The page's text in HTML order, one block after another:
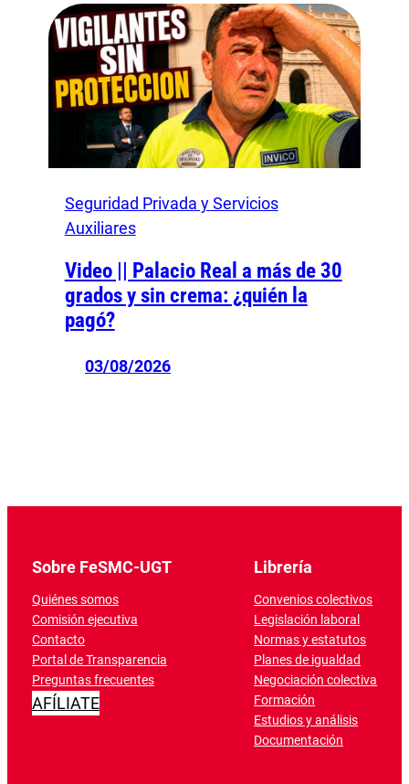
Seguridad Privada y Servicios
Auxiliares
Video || Palacio Real a más de 30
grados y sin crema: ¿quién la
pagó?
03/08/2026
Sobre FeSMC-UGT
Quiénes somos
Comisión ejecutiva
Contacto
Portal de Transparencia
Preguntas frecuentes
AFÍLIATE
Librería
Convenios colectivos
Legislación laboral
Normas y estatutos
Planes de igualdad
Negociación colectiva
Formación
Estudios y análisis
Documentación